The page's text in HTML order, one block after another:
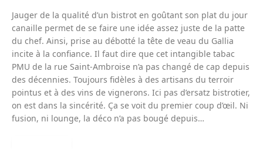
Jauger de la qualité d’un bistrot en goûtant son plat du jour
canaille permet de se faire une idée assez juste de la patte
du chef. Ainsi, prise au débotté la tête de veau du Gallia
incite à la confiance. Il faut dire que cet intangible tabac
PMU de la rue Saint-Ambroise n’a pas changé de cap depuis
des décennies. Toujours fidèles à des artisans du terroir
pointus et à des vins de vignerons. Ici pas d’ersatz bistrotier,
on est dans la sincérité. Ça se voit du premier coup d’œil. Ni
fusion, ni lounge, la déco n’a pas bougé depuis…